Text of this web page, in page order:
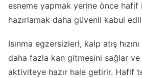
esneme yapmak yerine önce hafif
hazırlamak daha güvenli kabul
Isınma egzersizleri, kalp atış
daha fazla kan gitmesini sağlar
aktiviteye hazır hale getirir. Hafif